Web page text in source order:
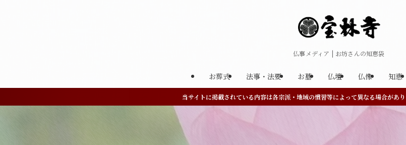
仏事メディア | お坊さんの知恵袋
お葬式 法事・法要 お墓 仏壇 仏像 知恵
当サイトに掲載されている内容は各宗派・地域の慣習等によって異なる場合があ